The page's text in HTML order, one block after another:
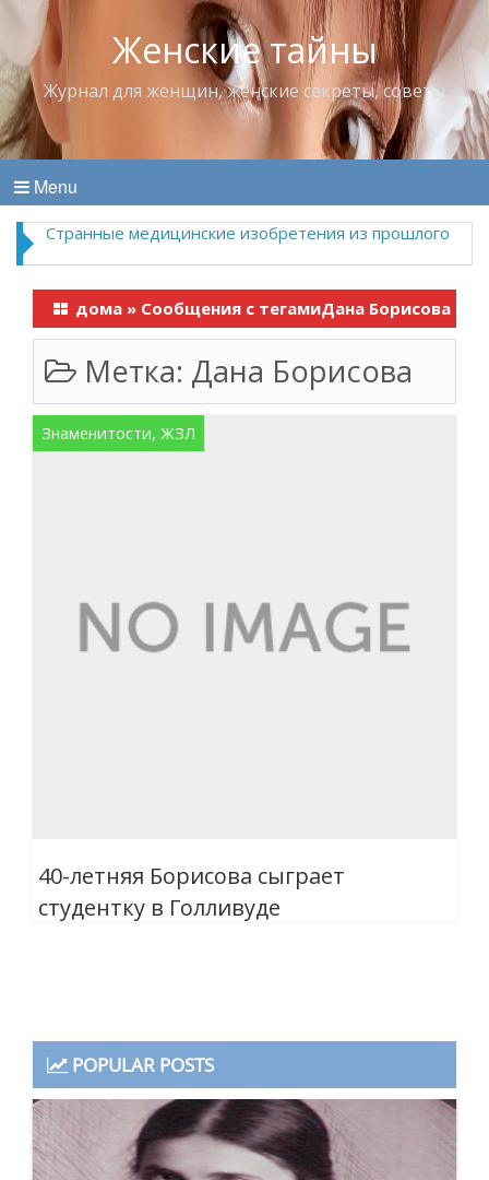
Женские тайны
Журнал для женщин, женские секреты, советы
Menu
Странные медицинские изобретения из прошлого
дома » Сообщения с тегамиДана Борисова
Метка: Дана Борисова
Знаменитости, ЖЗЛ
40-летняя Борисова сыграет
студентку в Голливуде
POPULAR POSTS